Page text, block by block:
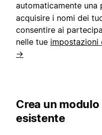
automaticamente una
acquisire i nomi dei
consentire ai
nelle tue impostazioni
→
Crea un
esistente